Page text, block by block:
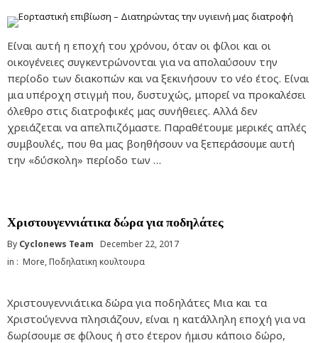
Είναι αυτή η εποχή του χρόνου, όταν οι φίλοι και οι
οικογένειες συγκεντρώνονται για να απολαύσουν την
περίοδο των διακοπών και να ξεκινήσουν το νέο έτος. Είναι
μια υπέροχη στιγμή που, δυστυχώς, μπορεί να προκαλέσει
όλεθρο στις διατροφικές μας συνήθειες. Αλλά δεν
χρειάζεται να απελπιζόμαστε. Παραθέτουμε μερικές απλές
συμβουλές, που θα μας βοηθήσουν να ξεπεράσουμε αυτή
την «δύσκολη» περίοδο των …
Χριστουγεννιάτικα δώρα για ποδηλάτες
By Cyclonews Team December 22, 2017
in : More,Ποδηλατικη κουλτουρα
Χριστουγεννιάτικα δώρα για ποδηλάτες Μια και τα
Χριστούγεννα πλησιάζουν, είναι η κατάλληλη εποχή για να
δωρίσουμε σε φίλους ή στο έτερον ήμισυ κάποιο δώρο,